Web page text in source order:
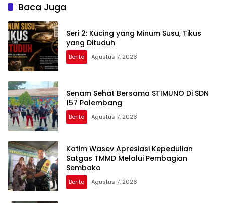
Baca Juga
Seri 2: Kucing yang Minum Susu, Tikus
yang Dituduh
Berita Agustus 7, 2026
Senam Sehat Bersama STIMUNO Di SDN
157 Palembang
Berita Agustus 7, 2026
Katim Wasev Apresiasi Kepedulian
Satgas TMMD Melalui Pembagian
Sembako
Berita Agustus 7, 2026